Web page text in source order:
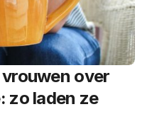
over
zo laden ze